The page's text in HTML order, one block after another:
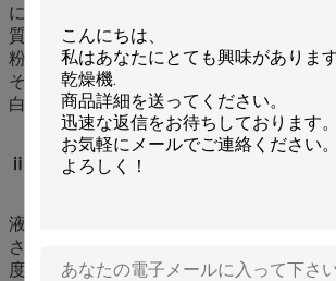
に適用します。トウモロコシまたはムギ
質>0.6-1.0%）にあれば、この種類の澱
粉を老化させ、不溶解性の澱粉の微粒を
そこに2回酵素完全に溶ける材料を作る加
白。
ⅱ。表面を傷つけること
液化が終了するとき、すぐに解決のPHを
さい、同時に合わせま、表面を傷つける
度60のºCを60ºCに冷却します。